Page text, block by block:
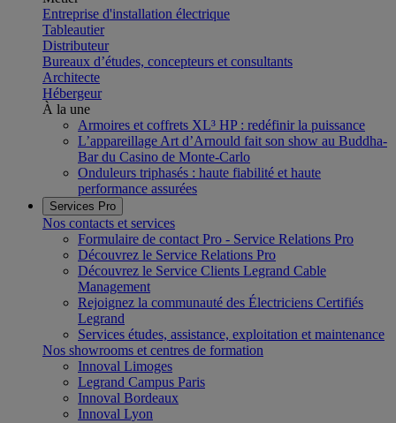
Entreprise d'installation électrique
Tableautier
Distributeur
Bureaux d’études, concepteurs et consultants
Architecte
Hébergeur
À la une
Armoires et coffrets XL³ HP : redéfinir la puissance
L’appareillage Art d’Arnould fait son show au Buddha-
Bar du Casino de Monte-Carlo
Onduleurs triphasés : haute fiabilité et haute
performance assurées
Services Pro
Nos contacts et services
Formulaire de contact Pro - Service Relations Pro
Découvrez le Service Relations Pro
Découvrez le Service Clients Legrand Cable
Management
Rejoignez la communauté des Électriciens Certifiés
Legrand
Services études, assistance, exploitation et maintenance
Nos showrooms et centres de formation
Innoval Limoges
Legrand Campus Paris
Innoval Bordeaux
Innoval Lyon